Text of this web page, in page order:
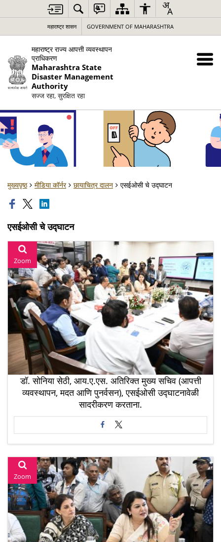
महाराष्ट्र शासन GOVERNMENT OF MAHARASHTRA
महाराष्ट्र राज्य आपत्ती व्यवस्थापन
प्राधिकरण
Maharashtra State
Disaster Management
Authority
सज्ज रहा, सुरक्षित रहा
मुख्यपृष्ठ मीडिया कॉर्नर छायाचित्र दालन एसईओसी चे उद्घाटन
एसईओसी चे उद्घाटन
Zoom
डॉ. सोनिया सेठी, आय.ए.एस. अतिरिक्त मुख्य सचिव (आपत्ती
व्यवस्थापन, मदत आणि पुनर्वसन), एसईओसी उद्घाटनावेळी
सादरीकरण करताना.
Zoom